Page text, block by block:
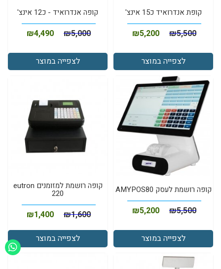
קופת אנדרואיד כ15 אינצ'
₪5,500
₪5,200
לצפייה במוצר
קופה אנדרואיד - כ12 אינצ'
₪5,000
₪4,490
לצפייה במוצר
קופה רושמת לעסק AMYPOS80
₪5,500
₪5,200
לצפייה במוצר
קופה רושמת למזומנים eutron
220
₪1,600
₪1,400
לצפייה במוצר